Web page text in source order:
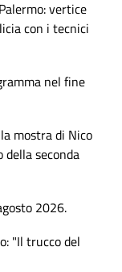
vertice
con i tecnici
nel fine
mostra di Nico
della seconda
2026.
"Il trucco del